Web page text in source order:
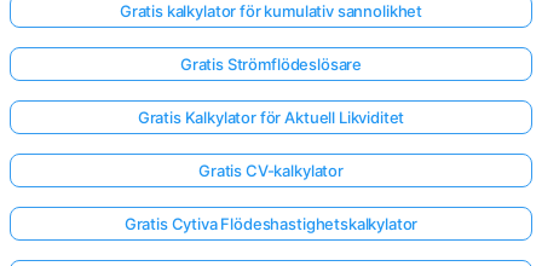
Gratis kalkylator för kumulativ sannolikhet
Gratis Strömflödeslösare
Gratis Kalkylator för Aktuell Likviditet
Gratis CV-kalkylator
Gratis Cytiva Flödeshastighetskalkylator